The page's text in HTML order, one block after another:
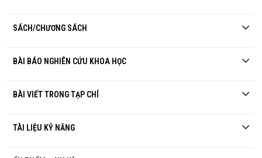
SÁCH/CHƯƠNG SÁCH
BÀI BÁO NGHIÊN CỨU KHOA HỌC
BÀI VIẾT TRONG TẠP CHÍ
TÀI LIỆU KỸ NĂNG